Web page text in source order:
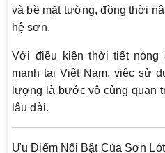
và bề mặt tường, đồng thời
hệ sơn.
Với điều kiện thời tiết nóng
mạnh tại Việt Nam, việc sử
lượng là bước vô cùng quan
lâu dài.
Ưu Điểm Nổi Bật Của Sơn